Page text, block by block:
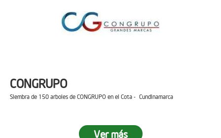
CONGRUPO
Siembra de 150 arboles de CONGRUPO en el Cota - Cundinamarca
Ver más